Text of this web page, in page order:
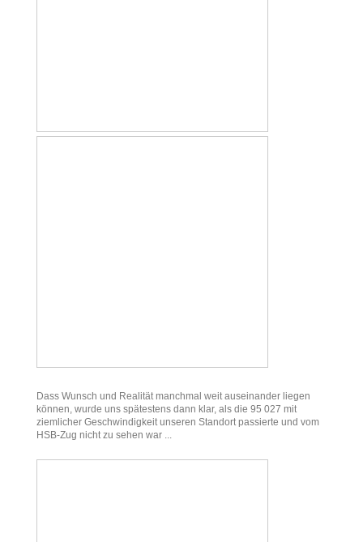
Dass Wunsch und Realität manchmal weit auseinander liegen
können, wurde uns spätestens dann klar, als die 95 027 mit
ziemlicher Geschwindigkeit unseren Standort passierte und vom
HSB-Zug nicht zu sehen war ...